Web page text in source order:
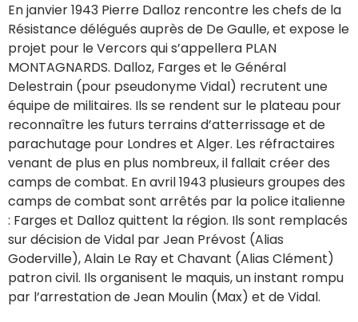
En janvier 1943 Pierre Dalloz rencontre les chefs de la
Résistance délégués auprès de De Gaulle, et expose le
projet pour le Vercors qui s’appellera PLAN
MONTAGNARDS. Dalloz, Farges et le Général
Delestrain (pour pseudonyme Vidal) recrutent une
équipe de militaires. Ils se rendent sur le plateau pour
reconnaître les futurs terrains d’atterrissage et de
parachutage pour Londres et Alger. Les réfractaires
venant de plus en plus nombreux, il fallait créer des
camps de combat. En avril 1943 plusieurs groupes des
camps de combat sont arrêtés par la police italienne
: Farges et Dalloz quittent la région. Ils sont remplacés
sur décision de Vidal par Jean Prévost (Alias
Goderville), Alain Le Ray et Chavant (Alias Clément)
patron civil. Ils organisent le maquis, un instant rompu
par l’arrestation de Jean Moulin (Max) et de Vidal.